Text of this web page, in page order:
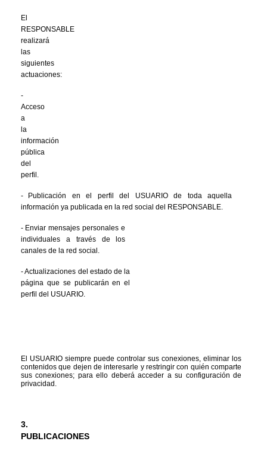
El
RESPONSABLE
realizará
las
siguientes
actuaciones:
-
Acceso
a
la
información
pública
del
perfil.
-
Publicación en el perfil del USUARIO de toda aquella
información ya publicada en la red social del RESPONSABLE.
- Enviar mensajes personales e
individuales a través de los
canales de la red social.
-Actualizaciones del estado de la
página que se publicarán en el
perfil del USUARIO.
El USUARIO siempre puede controlar sus conexiones, eliminar los
contenidos que dejen de interesarle y restringir con quién comparte
sus conexiones; para ello deberá acceder a su configuración de
privacidad.
3.
PUBLICACIONES